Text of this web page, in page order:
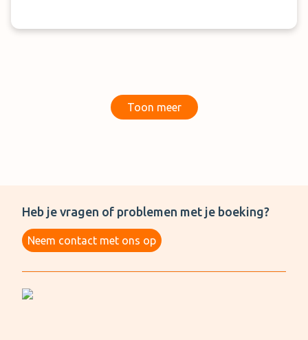
Toon meer
Heb je vragen of problemen met je boeking?
Neem contact met ons op